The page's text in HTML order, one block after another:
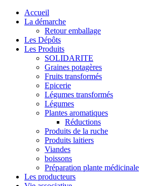
Accueil
La démarche
Retour emballage
Les Dépôts
Les Produits
SOLIDARITE
Graines potagères
Fruits transformés
Epicerie
Légumes transformés
Légumes
Plantes aromatiques
Réductions
Produits de la ruche
Produits laitiers
Viandes
boissons
Préparation plante médicinale
Les producteurs